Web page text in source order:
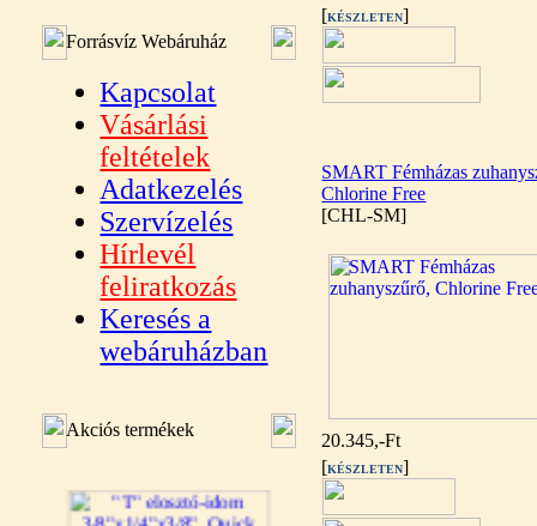
Forrásvíz Webáruház
Kapcsolat
Vásárlási
feltételek
Adatkezelés
Szervízelés
Hírlevél
feliratkozás
Keresés a
webáruházban
Akciós termékek
[KÉSZLETEN]
SMART Fémházas
Chlorine Free
[CHL-SM]
20.345,-Ft
[KÉSZLETEN]